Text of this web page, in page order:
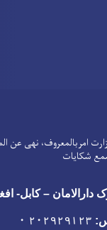
امربالمعروف، نهی عن
شکایات
– کابل-
۲۰۲۹۲۹۱۲۳ ۰